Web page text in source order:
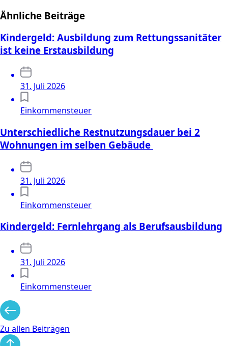
Ähnliche Beiträge
Kindergeld: Ausbildung zum Rettungssanitäter
ist keine Erstausbildung
31. Juli 2026
Einkommensteuer
Unterschiedliche Restnutzungsdauer bei 2
Wohnungen im selben Gebäude
31. Juli 2026
Einkommensteuer
Kindergeld: Fernlehrgang als Berufsausbildung
31. Juli 2026
Einkommensteuer
Zu allen Beiträgen